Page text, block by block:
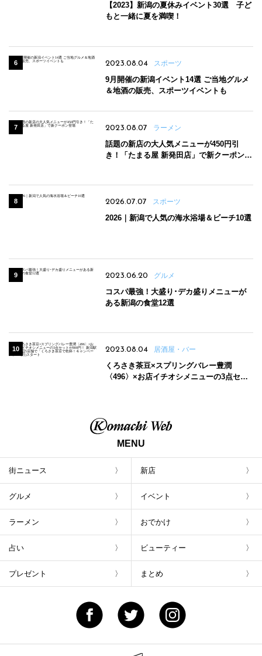
【2023】新潟の夏休みイベント30選 子ど
もと一緒に夏を満喫！
2023.08.04 スポーツ
9月開催の新潟イベント14選 ご当地グルメ
＆地酒の販売、スポーツイベントも
2023.08.07 ラーメン
話題の新店の大人気メニューが450円引
き！「たまる屋 新発田店」で新クーポン登
2026.07.07 スポーツ
2026｜新潟で人気の海水浴場＆ビーチ10選
2023.06.20 グルメ
コスパ最強！大盛り･デカ盛りメニューが
ある新潟の食堂12選
2023.08.04 居酒屋・バー
くろさき茶豆×スプリングバレー豊潤
〈496〉×お店イチオシメニューの3点セッ
MENU
街ニュース 新店
グルメ イベント
ラーメン おでかけ
占い ビューティー
プレゼント まとめ